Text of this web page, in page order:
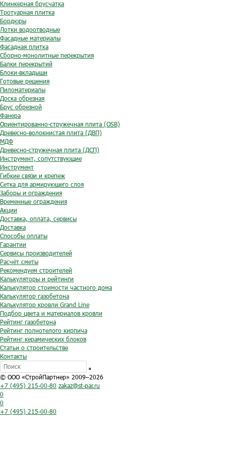
Клинкерная брусчатка
Тротуарная плитка
Бордюры
Лотки водоотводные
Фасадные материалы
Фасадная плитка
Сборно-монолитные перекрытия
Балки перекрытий
Блоки-вкладыши
Готовые решения
Пиломатериалы
Доска обрезная
Брус обрезной
Фанера
Ориентированно-стружечная плита (OSB)
Древесно-волокнистая плита (ДВП)
МДФ
Древесно-стружечная плита (ДСП)
Инструмент, сопутствующие
Инструмент
Гибкие связи и крепеж
Сетка для армирующего слоя
Заборы и ограждения
Временные ограждения
Акции
Доставка, оплата, сервисы
Доставка
Способы оплаты
Гарантии
Сервисы производителей
Расчёт сметы
Рекомендуем строителей
Калькуляторы и рейтинги
Калькулятор стоимости частного дома
Калькулятор газобетона
Калькулятор кровли Grand Line
Подбор цвета и материалов кровли
Рейтинг газобетона
Рейтинг полнотелого кирпича
Рейтинг керамических блоков
Статьи о строительстве
Контакты
© ООО «СтройПартнер» 2009–2026
+7 (495) 215-00-80 zakaz@st-par.ru
0
0
+7 (495) 215-00-80